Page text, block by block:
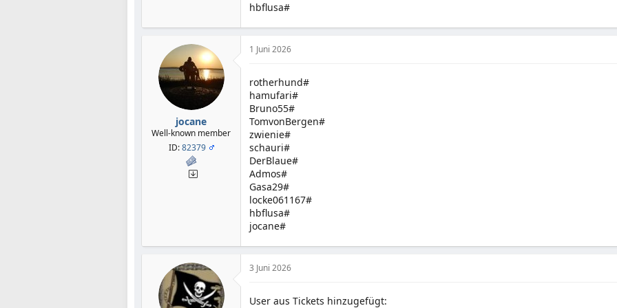
hbflusa#
jocane
Well-known member
ID:82379
1 Juni 2026
rotherhund#
hamufari#
Bruno55#
TomvonBergen#
zwienie#
schauri#
DerBlaue#
Admos#
Gasa29#
locke061167#
hbflusa#
jocane#
3 Juni 2026
User aus Tickets hinzugefügt: